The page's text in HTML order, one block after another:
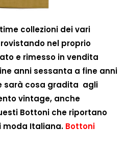
collezioni dei vari
nel proprio
e rimesso in vendita
anni sessanta a fine anni
sarà cosa gradita agli
vintage, anche
Bottoni che riportano
moda Italiana. Bottoni